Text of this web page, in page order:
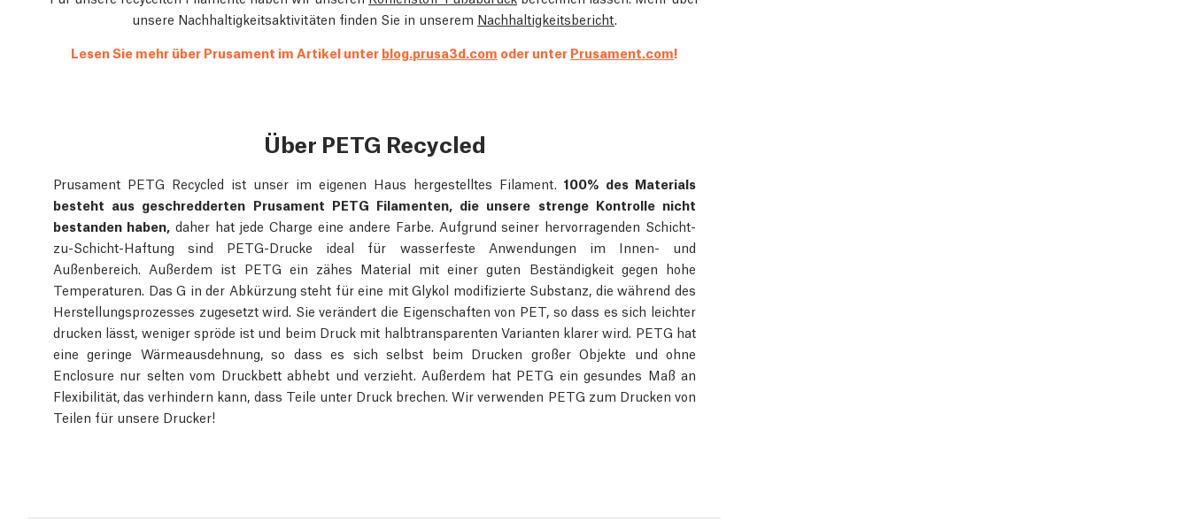
unsere Nachhaltigkeitsaktivitäten finden Sie in unserem Nachhaltigkeitsbericht.
Lesen Sie mehr über Prusament im Artikel unter blog.prusa3d.com oder unter Prusament.com!
Über PETG Recycled
Prusament PETG Recycled ist unser im eigenen Haus hergestelltes Filament. 100% des Materials
besteht aus geschredderten Prusament PETG Filamenten, die unsere strenge Kontrolle nicht
bestanden haben,daher hat jede Charge eine andere Farbe. Aufgrund seiner hervorragenden Schicht-
zu-Schicht-Haftung sind PETG-Drucke ideal für wasserfeste Anwendungen im Innen- und
Außenbereich. Außerdem ist PETG ein zähes Material mit einer guten Beständigkeit gegen hohe
Temperaturen. Das G in der Abkürzung steht für eine mit Glykol modifizierte Substanz, die während des
Herstellungsprozesses zugesetzt wird. Sie verändert die Eigenschaften von PET, so dass es sich leichter
drucken lässt, weniger spröde ist und beim Druck mit halbtransparenten Varianten klarer wird. PETG hat
eine geringe Wärmeausdehnung, so dass es sich selbst beim Drucken großer Objekte und ohne
Enclosure nur selten vom Druckbett abhebt und verzieht. Außerdem hat PETG ein gesundes Maß an
Flexibilität, das verhindern kann, dass Teile unter Druck brechen. Wir verwenden PETG zum Drucken von
Teilen für unsere Drucker!